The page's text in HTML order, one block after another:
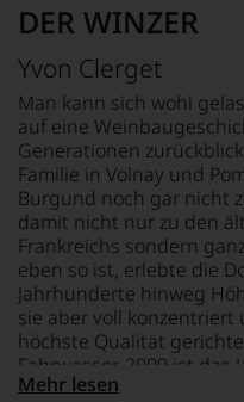
Weinjournalisten
Fachpublikationen
unseren
Aussendungen
oder
in
unserem
Webshop,
um
zu
unterstreichen,
auf
welch
hohem
Niveau
16 °C
DER WINZER
Yvon Clerget
Man kann sich wohl
auf eine
Generationen
Familie in Volnay und
Burgund noch gar nicht
damit nicht nur zu den
Frankreichs sondern
eben so ist, erlebte die
Jahrhunderte hinweg
sie aber voll
höchste Qualität
Fahrwasser. 2009 ist das
Rückzug entschloss und
Mehr lesen